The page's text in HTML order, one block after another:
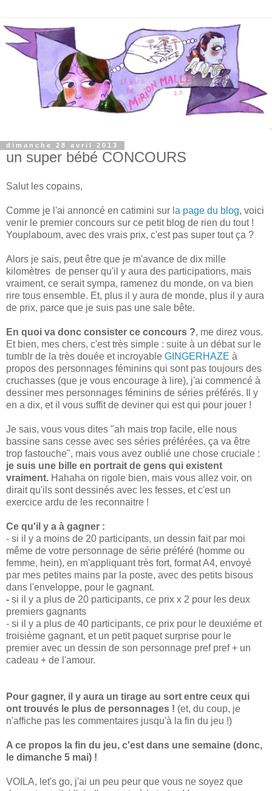
dimanche 28 avril 2013
un super bébé CONCOURS
Salut les copains,
Comme je l'ai annoncé en catimini sur la page du blog, voici
venir le premier concours sur ce petit blog de rien du tout !
Youplaboum, avec des vrais prix, c'est pas super tout ça ?
Alors je sais, peut être que je m'avance de dix mille
kilomètres de penser qu'il y aura des participations, mais
vraiment, ce serait sympa, ramenez du monde, on va bien
rire tous ensemble. Et, plus il y aura de monde, plus il y aura
de prix, parce que je suis pas une sale bête.
En quoi va donc consister ce concours ?, me direz vous.
Et bien, mes chers, c'est très simple : suite à un débat sur le
tumblr de la très douée et incroyable GINGERHAZE à
propos des personnages féminins qui sont pas toujours des
cruchasses (que je vous encourage à lire), j'ai commencé à
dessiner mes personnages féminins de séries préférés. Il y
en a dix, et il vous suffit de deviner qui est qui pour jouer !
Je sais, vous vous dites "ah mais trop facile, elle nous
bassine sans cesse avec ses séries préférées, ça va être
trop fastouche", mais vous avez oublié une chose cruciale :
je suis une bille en portrait de gens qui existent
vraiment. Hahaha on rigole bien, mais vous allez voir, on
dirait qu'ils sont dessinés avec les fesses, et c'est un
exercice ardu de les reconnaitre !
Ce qu'il y a à gagner :
- si il y a moins de 20 participants, un dessin fait par moi
même de votre personnage de série préféré (homme ou
femme, hein), en m'appliquant très fort, format A4, envoyé
par mes petites mains par la poste, avec des petits bisous
dans l'enveloppe, pour le gagnant.
- si il y a plus de 20 participants, ce prix x 2 pour les deux
premiers gagnants
- si il y a plus de 40 participants, ce prix pour le deuxiéme et
troisième gagnant, et un petit paquet surprise pour le
premier avec un dessin de son personnage pref pref + un
cadeau + de l'amour.
Pour gagner, il y aura un tirage au sort entre ceux qui
ont trouvés le plus de personnages ! (et, du coup, je
n'affiche pas les commentaires jusqu'à la fin du jeu !)
A ce propos la fin du jeu, c'est dans une semaine (donc,
le dimanche 5 mai) !
VOILA, let's go, j'ai un peu peur que vous ne soyez que